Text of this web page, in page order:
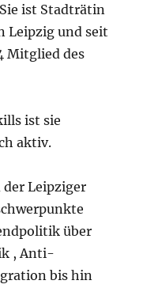
ist Stadträtin
Leipzig und seit
Mitglied des
ist sie
aktiv.
Leipziger
über
, Anti-
bis hin